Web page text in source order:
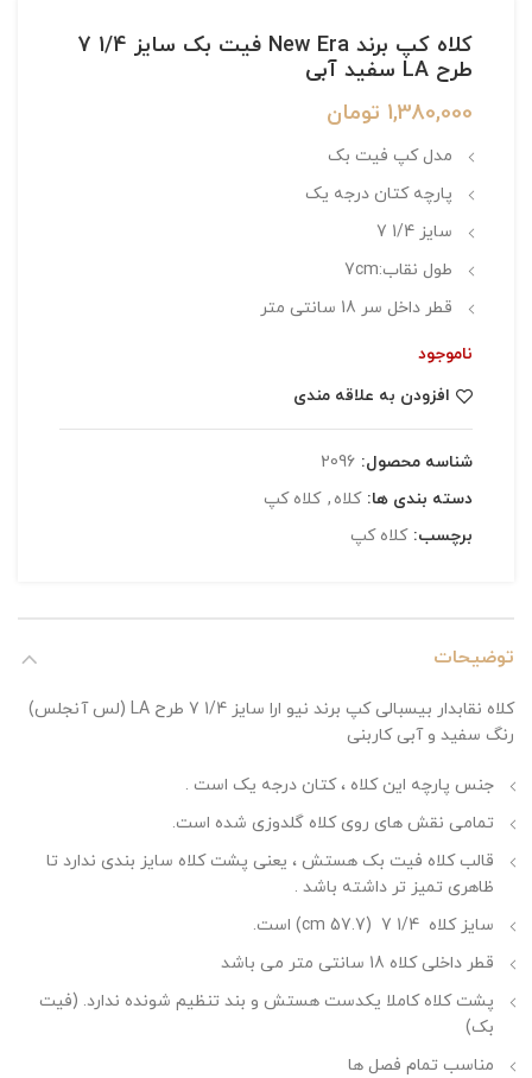
کلاه کپ برند New Era فیت بک سایز 1/4 7
طرح LA سفید آبی
1,380,000 تومان
مدل کپ فیت بک
پارچه کتان درجه یک
سایز 1/4 7
طول نقاب:7cm
قطر داخل سر 18 سانتی متر
ناموجود
افزودن به علاقه مندی
شناسه محصول: 2096
دسته بندی ها: کلاه , کلاه کپ
برچسب: کلاه کپ
توضیحات
کلاه نقابدار بیسبالی کپ برند نیو ارا سایز 1/4 7 طرح LA (لس آنجلس)
رنگ سفید و آبی کاربنی
جنس پارچه این کلاه ، کتان درجه یک است .
تمامی نقش های روی کلاه گلدوزی شده است.
قالب کلاه فیت بک هستش ، یعنی پشت کلاه سایز بندی ندارد تا
ظاهری تمیز تر داشته باشد .
سایز کلاه 1/4 7 (57.7 cm) است.
قطر داخلی کلاه 18 سانتی متر می باشد
پشت کلاه کاملا یکدست هستش و بند تنظیم شونده ندارد. (فیت
بک)
مناسب تمام فصل ها